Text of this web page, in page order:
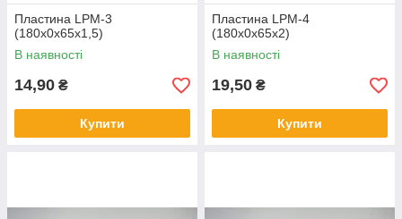
Пластина LPМ-3
(180х0х65х1,5)
В наявності
14,90 ₴
Купити
Пластина LPМ-4
(180х0х65х2)
В наявності
19,50 ₴
Купити